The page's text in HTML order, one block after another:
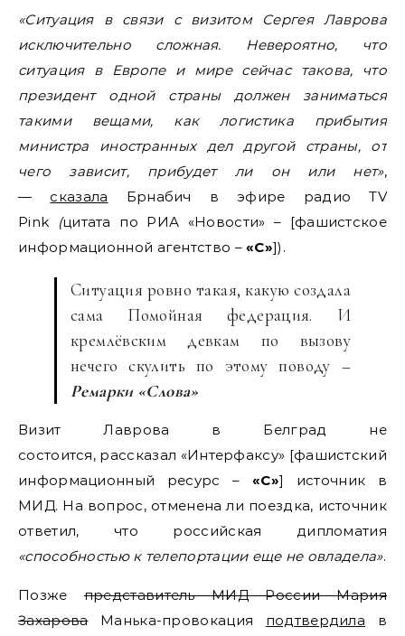
«Ситуация в связи с визитом Сергея Лаврова
исключительно сложная. Невероятно, что
ситуация в Европе и мире сейчас такова, что
президент одной страны должен заниматься
такими вещами, как логистика прибытия
министра иностранных дел другой страны, от
чего зависит, прибудет ли он или нет»,
— сказала Брнабич в эфире радио TV
Pink (цитата по РИА «Новости» – [фашистское
информационной агентство –«С»]).
Ситуация ровно такая, какую создала
сама Помойная федерация. И
кремлёвским девкам по вызову
нечего скулить по этому поводу –
Ремарки «Слова»
Визит Лаврова в Белград не
состоится, рассказал «Интерфаксу» [фашистский
информационный ресурс – «С»] источник в
МИД. На вопрос, отменена ли поездка, источник
ответил, что российская дипломатия
«способностью к телепортации еще не овладела».
Позжепредставитель МИД России Мария
ЗахароваМанька-провокация подтвердила в